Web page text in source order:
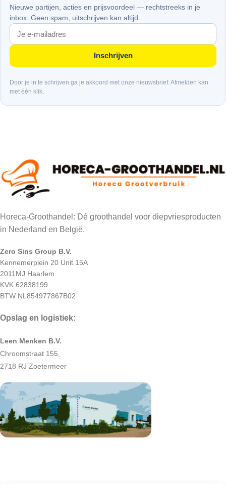
Nieuwe partijen, acties en prijsvoordeel — rechtstreeks in je
inbox. Geen spam, uitschrijven kan altijd.
Inschrijven
Door je in te schrijven ga je akkoord met onze nieuwsbrief. Afmelden kan
met één klik.
Horeca-Groothandel: Dé groothandel voor diepvriesproducten
in Nederland en België.
Zero Sins Group B.V.
Kennemerplein 20 Unit 15A
2011MJ Haarlem
KVK 62838199
BTW NL854977867B02
Opslag en logistiek:
Leen Menken B.V.
Chroomstraat 155,
2718 RJ Zoetermeer